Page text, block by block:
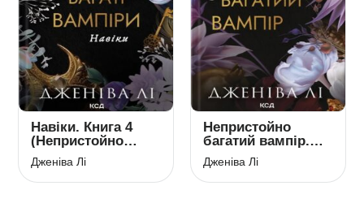
Навіки. Книга 4
(Непристойно
багаті вампіри)
Дженіва Лі
Непристойно
багатий вампір.
Книга 1
Дженіва Лі